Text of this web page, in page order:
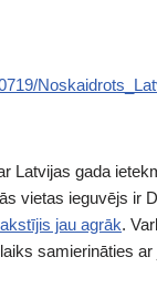
Latvijas gada
vietas ieguvējs ir
jau agrāk.
samierināties ar